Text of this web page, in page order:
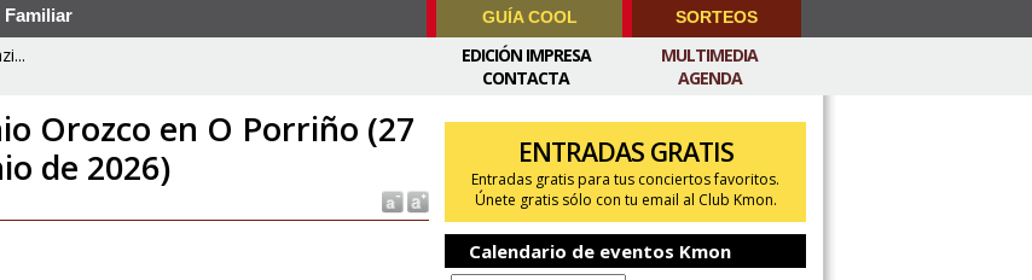
Familiar GUÍA COOL SORTEOS
MULTIMEDIA
AGENDA
EDICIÓN IMPRESA
CONTACTA
Orozco en O Porriño (27
de 2026)
ENTRADAS GRATIS
Entradas gratis para tus conciertos favoritos.
Únete gratis sólo con tu email al Club Kmon.
Calendario de eventos Kmon